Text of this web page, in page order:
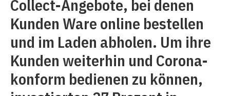
Collect-Angebote, bei denen
Kunden Ware online bestellen
und im Laden abholen. Um ihre
Kunden weiterhin und Corona-
konform bedienen zu können,